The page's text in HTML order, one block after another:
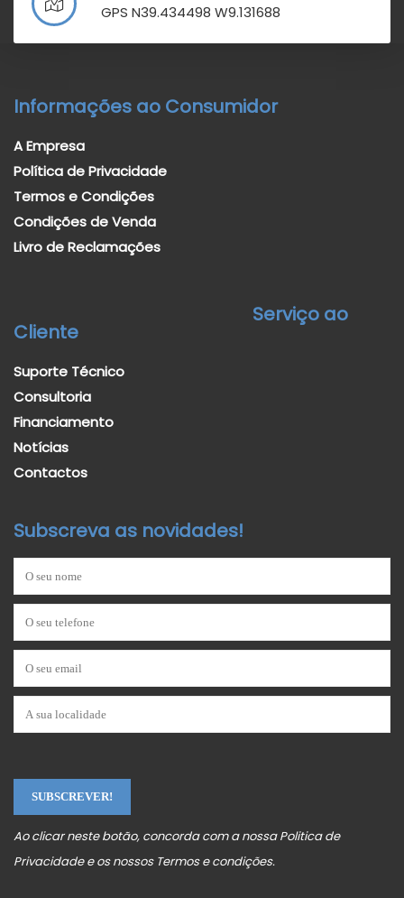
GPS N39.434498 W9.131688
Informações ao Consumidor
A Empresa
Política de Privacidade
Termos e Condições
Condições de Venda
Livro de Reclamações
Serviço ao
Cliente
Suporte Técnico
Consultoria
Financiamento
Notícias
Contactos
Subscreva as novidades!
Ao clicar neste botão, concorda com a nossaPolitica de
Privacidadee os nossos Termos e condições.